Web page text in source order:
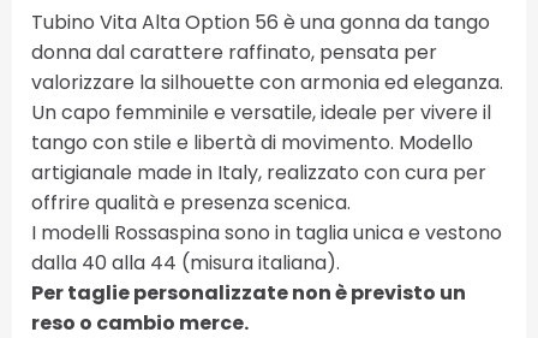
Tubino Vita Alta Option 56 è una gonna da tango
donna dal carattere raffinato, pensata per
valorizzare la silhouette con armonia ed eleganza.
Un capo femminile e versatile, ideale per vivere il
tango con stile e libertà di movimento. Modello
artigianale made in Italy, realizzato con cura per
offrire qualità e presenza scenica.
I modelli Rossaspina sono in taglia unica e vestono
dalla 40 alla 44 (misura italiana).
Per taglie personalizzate non è previsto un
reso o cambio merce.